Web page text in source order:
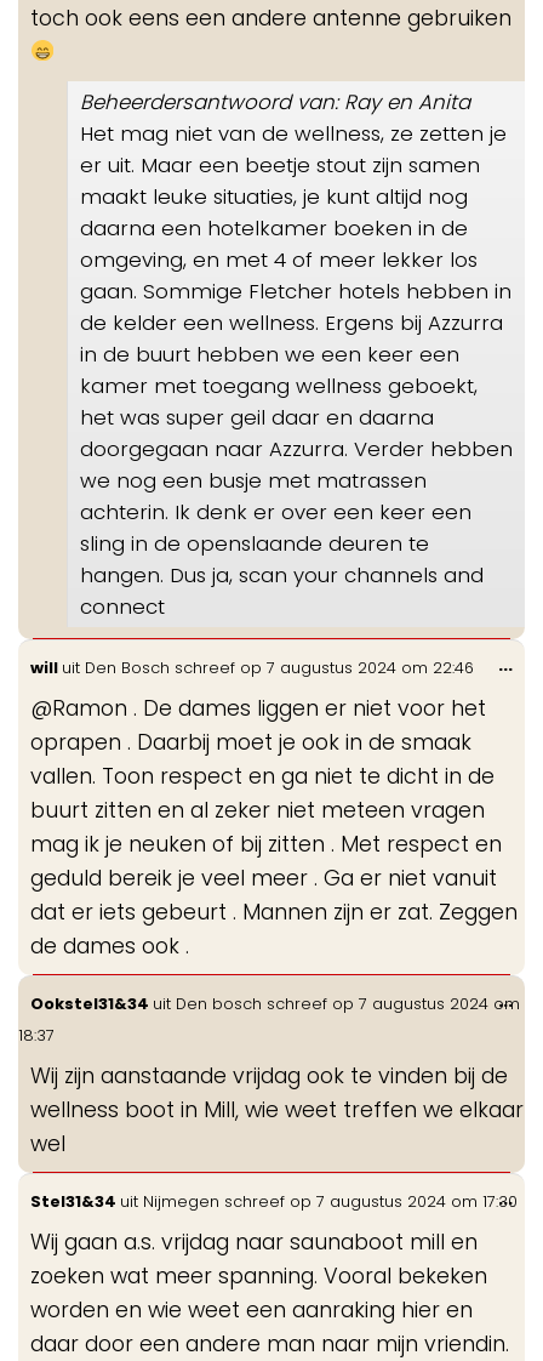
toch ook eens een andere antenne gebruiken
Beheerdersantwoord van: Ray en Anita
Het mag niet van de wellness, ze zetten je
er uit. Maar een beetje stout zijn samen
maakt leuke situaties, je kunt altijd nog
daarna een hotelkamer boeken in de
omgeving, en met 4 of meer lekker los
gaan. Sommige Fletcher hotels hebben in
de kelder een wellness. Ergens bij Azzurra
in de buurt hebben we een keer een
kamer met toegang wellness geboekt,
het was super geil daar en daarna
doorgegaan naar Azzurra. Verder hebben
we nog een busje met matrassen
achterin. Ik denk er over een keer een
sling in de openslaande deuren te
hangen. Dus ja, scan your channels and
connect
will uit Den Bosch schreef op 7 augustus 2024 om 22:46
@Ramon . De dames liggen er niet voor het
oprapen . Daarbij moet je ook in de smaak
vallen. Toon respect en ga niet te dicht in de
buurt zitten en al zeker niet meteen vragen
mag ik je neuken of bij zitten . Met respect en
geduld bereik je veel meer . Ga er niet vanuit
dat er iets gebeurt . Mannen zijn er zat. Zeggen
de dames ook .
...
Ookstel31&34 uit Den bosch schreef op 7 augustus 2024 om
18:37
Wij zijn aanstaande vrijdag ook te vinden bij de
wellness boot in Mill, wie weet treffen we elkaar
wel
...
Stel31&34 uit Nijmegen schreef op 7 augustus 2024 om 17:30
Wij gaan a.s. vrijdag naar saunaboot mill en
zoeken wat meer spanning. Vooral bekeken
worden en wie weet een aanraking hier en
daar door een andere man naar mijn vriendin.
...